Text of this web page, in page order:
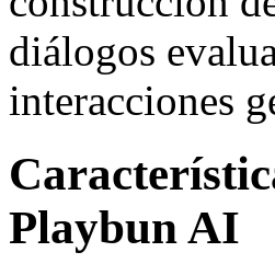
diálogos
interacciones
Playbun AI